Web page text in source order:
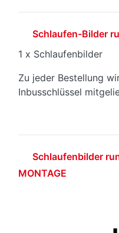
Schlaufen-Bilder
1 x Schlaufenbilder
Zu jeder Bestellung
Inbusschlüssel
Schlaufenbilder
MONTAGE